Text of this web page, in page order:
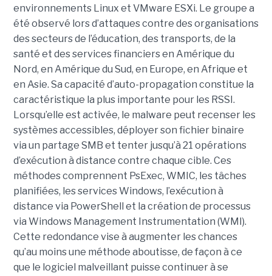
environnements Linux et VMware ESXi. Le groupe a
été observé lors d’attaques contre des organisations
des secteurs de l’éducation, des transports, de la
santé et des services financiers en Amérique du
Nord, en Amérique du Sud, en Europe, en Afrique et
en Asie. Sa capacité d’auto-propagation constitue la
caractéristique la plus importante pour les RSSI.
Lorsqu’elle est activée, le malware peut recenser les
systèmes accessibles, déployer son fichier binaire
via un partage SMB et tenter jusqu’à 21 opérations
d’exécution à distance contre chaque cible. Ces
méthodes comprennent PsExec, WMIC, les tâches
planifiées, les services Windows, l’exécution à
distance via PowerShell et la création de processus
via Windows Management Instrumentation (WMI).
Cette redondance vise à augmenter les chances
qu’au moins une méthode aboutisse, de façon à ce
que le logiciel malveillant puisse continuer à se